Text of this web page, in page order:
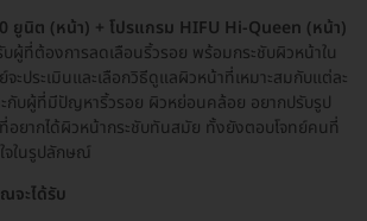
ยูนิต (หน้า) + โปรแกรม HIFU Hi-Queen (หน้า)
บผู้ที่ต้องการลดเลือนริ้วรอย พร้อมกระชับผิวหน้าใน
ะประเมินและเลือกวิธีดูแลผิวหน้าที่เหมาะสมกับแต่ละ
กับผู้ที่มีปัญหาริ้วรอย ผิวหย่อนคล้อย อยากปรับรูป
อยากได้ผิวหน้ากระชับทันสมัย ทั้งยังตอบโจทย์คนที่
ในรูปลักษณ์
จะได้รับ